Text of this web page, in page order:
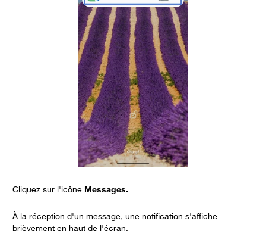
Cliquez sur l'icône Messages.
À la réception d'un message, une notification s'affiche
brièvement en haut de l'écran.